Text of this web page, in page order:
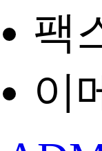
팩
이